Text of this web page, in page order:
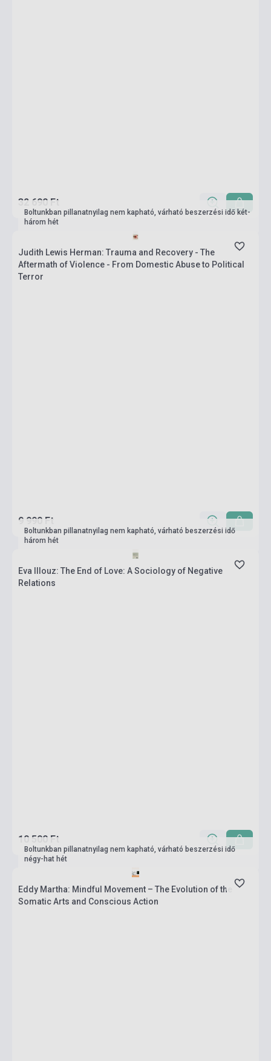
32 690 Ft
Boltunkban pillanatnyilag nem kapható, várható beszerzési idő két-
három hét
Judith Lewis Herman: Trauma and Recovery - The
Aftermath of Violence - From Domestic Abuse to Political
Terror
9 990 Ft
Boltunkban pillanatnyilag nem kapható, várható beszerzési idő
három hét
Eva Illouz: The End of Love: A Sociology of Negative
Relations
10 500 Ft
Boltunkban pillanatnyilag nem kapható, várható beszerzési idő
négy-hat hét
Eddy Martha: Mindful Movement – The Evolution of the
Somatic Arts and Conscious Action